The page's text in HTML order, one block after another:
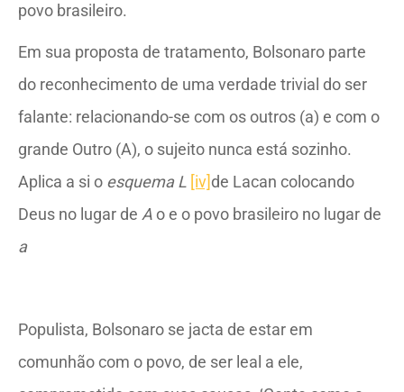
povo brasileiro.
Em sua proposta de tratamento, Bolsonaro parte
do reconhecimento de uma verdade trivial do ser
falante: relacionando-se com os outros (a) e com o
grande Outro (A), o sujeito nunca está sozinho.
Aplica a si o esquema L [iv]de Lacan colocando
Deus no lugar de Ao e o povo brasileiro no lugar de
a
Populista, Bolsonaro se jacta de estar em
comunhão com o povo, de ser leal a ele,